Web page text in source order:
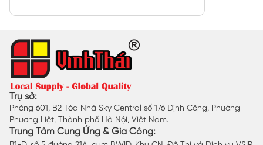
Trụ sở:
Phòng 601, B2 Tòa Nhà Sky Central số 176 Định Công, Phường
Phương Liệt, Thành phố Hà Nội, Việt Nam.
Trung Tâm Cung Ứng & Gia Công: